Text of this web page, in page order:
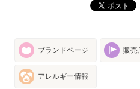
ブランドページ 販売
アレルギー情報